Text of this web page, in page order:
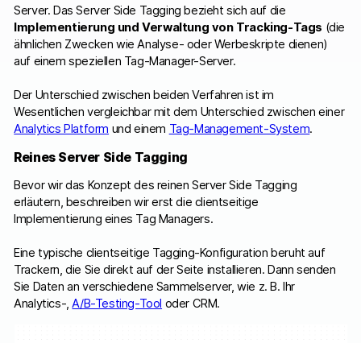
Server. Das Server Side Tagging bezieht sich auf die
Implementierung und Verwaltung von Tracking-Tags (die
ähnlichen Zwecken wie Analyse- oder Werbeskripte dienen)
auf einem speziellen Tag-Manager-Server.
Der Unterschied zwischen beiden Verfahren ist im
Wesentlichen vergleichbar mit dem Unterschied zwischen einer
Analytics Platform und einem Tag-Management-System.
Reines Server Side Tagging
Bevor wir das Konzept des reinen Server Side Tagging
erläutern, beschreiben wir erst die clientseitige
Implementierung eines Tag Managers.
Eine typische clientseitige Tagging-Konfiguration beruht auf
Trackern, die Sie direkt auf der Seite installieren. Dann senden
Sie Daten an verschiedene Sammelserver, wie z. B. Ihr
Analytics-,A/B-Testing-Tool oder CRM.